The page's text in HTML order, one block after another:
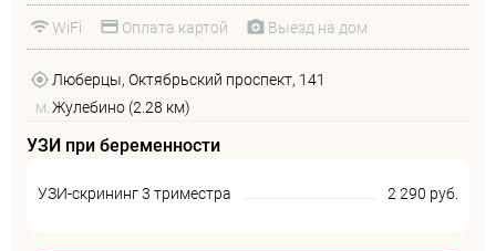
WiFi Оплата картой Выезд на дом
Люберцы, Октябрьский проспект, 141
м. Жулебино (2.28 км)
УЗИ при беременности
УЗИ-скрининг 3 триместра 2 290 руб.